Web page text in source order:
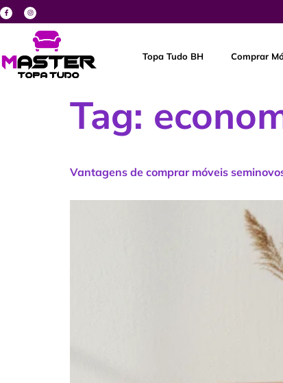
Topa Tudo BH Comprar
Tag:
Vantagens de comprar móveis